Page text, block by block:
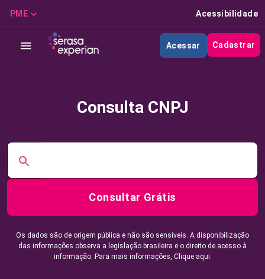
PME Acessibilidade
Acessar Cadastrar
Consulta CNPJ
Consultar Grátis
Os dados são de origem pública e não são sensíveis. A disponibilização
das informações observa a legislação brasileira e o direito de acesso à
informação. Para mais informações, Clique aqui.